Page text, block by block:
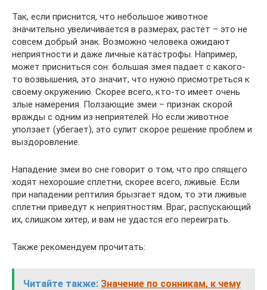
Так, если приснится, что небольшое животное
значительно увеличивается в размерах, растет – это не
совсем добрый знак. Возможно человека ожидают
неприятности и даже личные катастрофы. Например,
может присниться сон: большая змея падает с какого-
то возвышения, это значит, что нужно присмотреться к
своему окружению. Скорее всего, кто-то имеет очень
злые намерения. Ползающие змеи – признак скорой
вражды с одним из неприятелей. Но если животное
уползает (убегает), это сулит скорое решение проблем и
выздоровление.
Нападение змеи во сне говорит о том, что про спящего
ходят нехорошие сплетни, скорее всего, лживые. Если
при нападении рептилия брызгает ядом, то эти лживые
сплетни приведут к неприятностям. Враг, распускающий
их, слишком хитер, и вам не удастся его переиграть.
Также рекомендуем прочитать:
Читайте также: Значение по сонникам, к чему